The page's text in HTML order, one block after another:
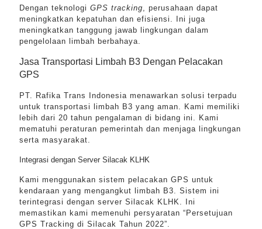
Dengan teknologi GPS tracking, perusahaan dapat
meningkatkan kepatuhan dan efisiensi. Ini juga
meningkatkan tanggung jawab lingkungan dalam
pengelolaan limbah berbahaya.
Jasa Transportasi Limbah B3 Dengan Pelacakan
GPS
PT. Rafika Trans Indonesia menawarkan solusi terpadu
untuk transportasi limbah B3 yang aman. Kami memiliki
lebih dari 20 tahun pengalaman di bidang ini. Kami
mematuhi peraturan pemerintah dan menjaga lingkungan
serta masyarakat.
Integrasi dengan Server Silacak KLHK
Kami menggunakan sistem pelacakan GPS untuk
kendaraan yang mengangkut limbah B3. Sistem ini
terintegrasi dengan server Silacak KLHK. Ini
memastikan kami memenuhi persyaratan “Persetujuan
GPS Tracking di Silacak Tahun 2022”.